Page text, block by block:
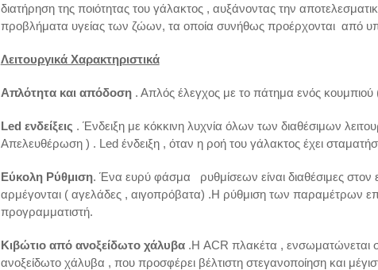
διατήρηση της ποιότητας του γάλακτος , αυξάνοντας την
προβλήματα υγείας των ζώων, τα οποία συνήθως προέρχονται από
Λειτουργικά Χαρακτηριστικά
Απλότητα και απόδοση. Απλός έλεγχος με το πάτημα ενός
Led ενδείξεις . Ένδειξη με κόκκινη λυχνία όλων των διαθέσιμων
Απελευθέρωση ) . Led ένδειξη , όταν η ροή του γάλακτος έχει
Εύκολη Ρύθμιση. Ένα ευρύ φάσμα ρυθμίσεων είναι διαθέσιμες
αρμέγονται ( αγελάδες , αιγοπρόβατα) .Η ρύθμιση των παραμέτρων
προγραμματιστή.
Κιβώτιο από ανοξείδωτο χάλυβα.Η ACR πλακέτα , ενσωματώνεται
ανοξείδωτο χάλυβα , που προσφέρει βέλτιστη στεγανοποίηση και